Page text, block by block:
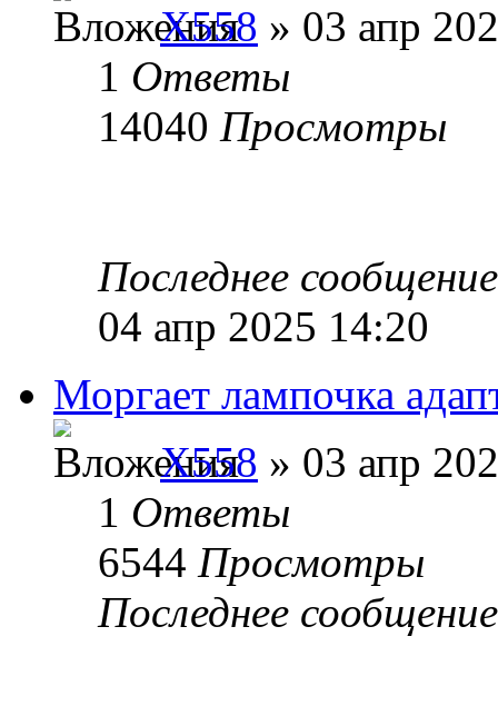
X558 » 03 апр
1 Ответы
14040 Просмотры
Последнее
04 апр 2025 14:20
Моргает лампочка
X558 » 03 апр
1 Ответы
6544 Просмотры
Последнее